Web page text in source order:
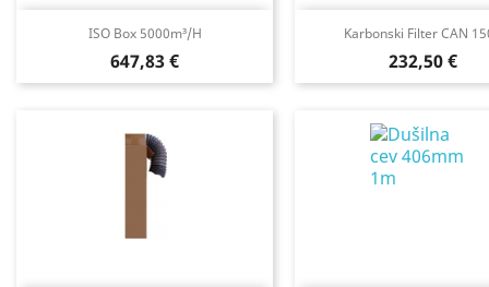
ISO Box 5000m³/h
Cena
647,83 €
Karbonski Filter CAN
Cena
232,50 €